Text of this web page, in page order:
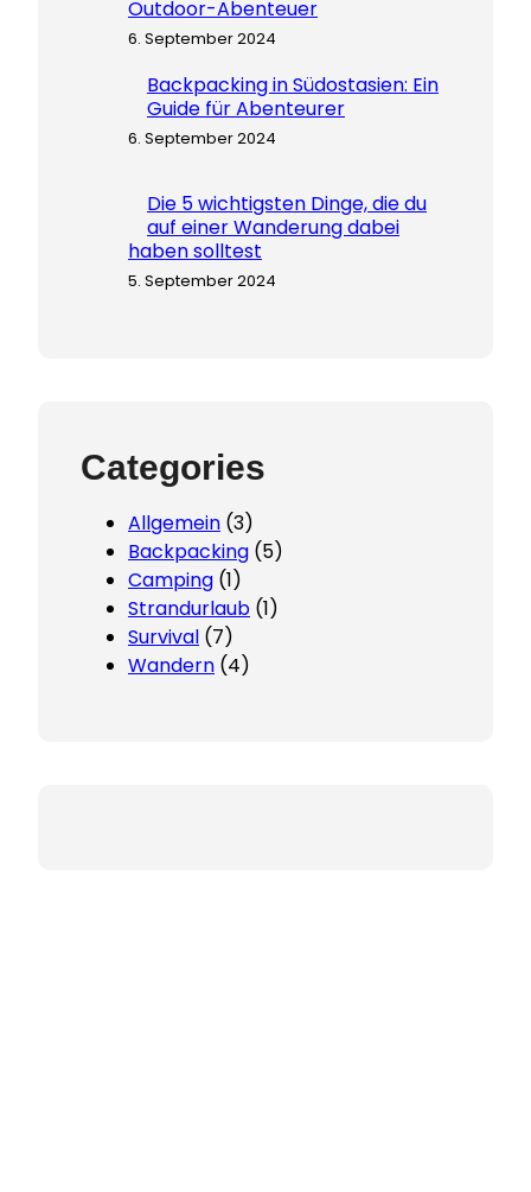
Outdoor-Abenteuer
6. September 2024
Backpacking in Südostasien: Ein
Guide für Abenteurer
6. September 2024
Die 5 wichtigsten Dinge, die du
auf einer Wanderung dabei
haben solltest
5. September 2024
Categories
Allgemein (3)
Backpacking (5)
Camping (1)
Strandurlaub (1)
Survival (7)
Wandern (4)